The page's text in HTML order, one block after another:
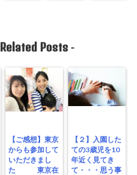
Related Posts-
【ご感想】東京
からも参加して
いただきまし
た 東京在
【２】入園した
ての3歳児を10
年近く見てき
て・・・思う事